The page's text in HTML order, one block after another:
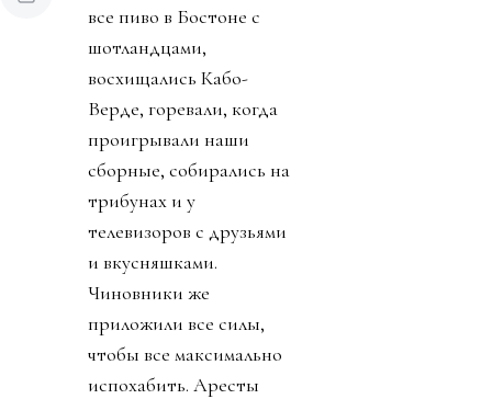
все пиво в Бостоне с
шотландцами,
восхищались Кабо-
Верде, горевали, когда
проигрывали наши
сборные, собирались на
трибунах и у
телевизоров с друзьями
и вкусняшками.
Чиновники же
приложили все силы,
чтобы все максимально
испохабить. Аресты